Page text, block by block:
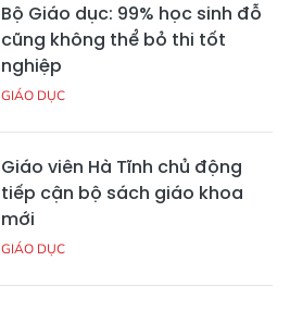
Bộ Giáo dục: 99% học sinh đỗ
cũng không thể bỏ thi tốt
nghiệp
GIÁO DỤC
Giáo viên Hà Tĩnh chủ động
tiếp cận bộ sách giáo khoa
mới
GIÁO DỤC